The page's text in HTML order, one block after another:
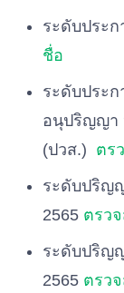
ระดับประ
ชื่อ
ระดับประ
อนุปริญญา
(ปวส.) ตร
ระดับปริญ
2565 ตรว
ระดับปริญ
2565 ตรว